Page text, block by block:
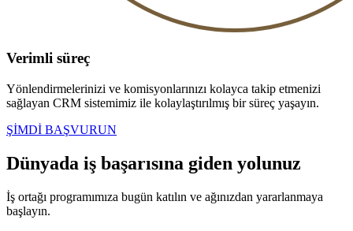
Verimli süreç
Yönlendirmelerinizi ve komisyonlarınızı kolayca takip etmenizi
sağlayan CRM sistemimiz ile kolaylaştırılmış bir süreç yaşayın.
ŞİMDİ BAŞVURUN
Dünyada iş başarısına giden yolunuz
İş ortağı programımıza bugün katılın ve ağınızdan yararlanmaya
başlayın.